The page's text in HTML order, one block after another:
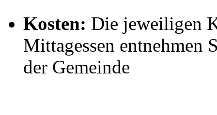
Kosten: Die jeweiligen
Mittagessen entnehmen
der Gemeinde